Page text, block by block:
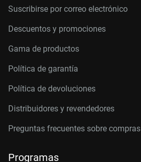
Suscribirse por correo electrónico
Descuentos y promociones
Gama de productos
Política de garantía
Política de devoluciones
Distribuidores y revendedores
Preguntas frecuentes sobre compras
Programas